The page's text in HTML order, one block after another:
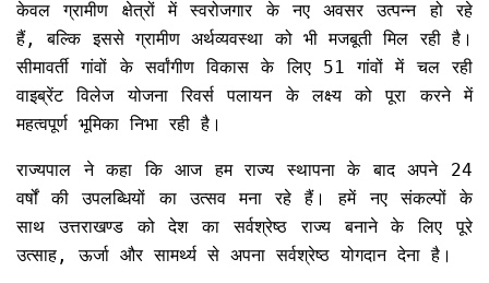
केवल ग्रामीण क्षेत्रों में स्वरोजगार के नए अवसर उत्पन्न हो रहे
हैं, बल्कि इससे ग्रामीण अर्थव्यवस्था को भी मजबूती मिल रही है।
सीमावर्ती गांवों के सर्वांगीण विकास के लिए 51 गांवों में चल रही
वाइब्रेंट विलेज योजना रिवर्स पलायन के लक्ष्य को पूरा करने में
महत्वपूर्ण भूमिका निभा रही है।
राज्यपाल ने कहा कि आज हम राज्य स्थापना के बाद अपने 24
वर्षों की उपलब्धियों का उत्सव मना रहे हैं। हमें नए संकल्पों के
साथ उत्तराखण्ड को देश का सर्वश्रेष्ठ राज्य बनाने के लिए पूरे
उत्साह, ऊर्जा और सामर्थ्य से अपना सर्वश्रेष्ठ योगदान देना है।